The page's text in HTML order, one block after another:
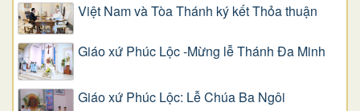
Việt Nam và Tòa Thánh ký kết Thỏa thuận
Giáo xứ Phúc Lộc -Mừng lễ Thánh Đa Minh
Giáo xứ Phúc Lộc: Lễ Chúa Ba Ngôi